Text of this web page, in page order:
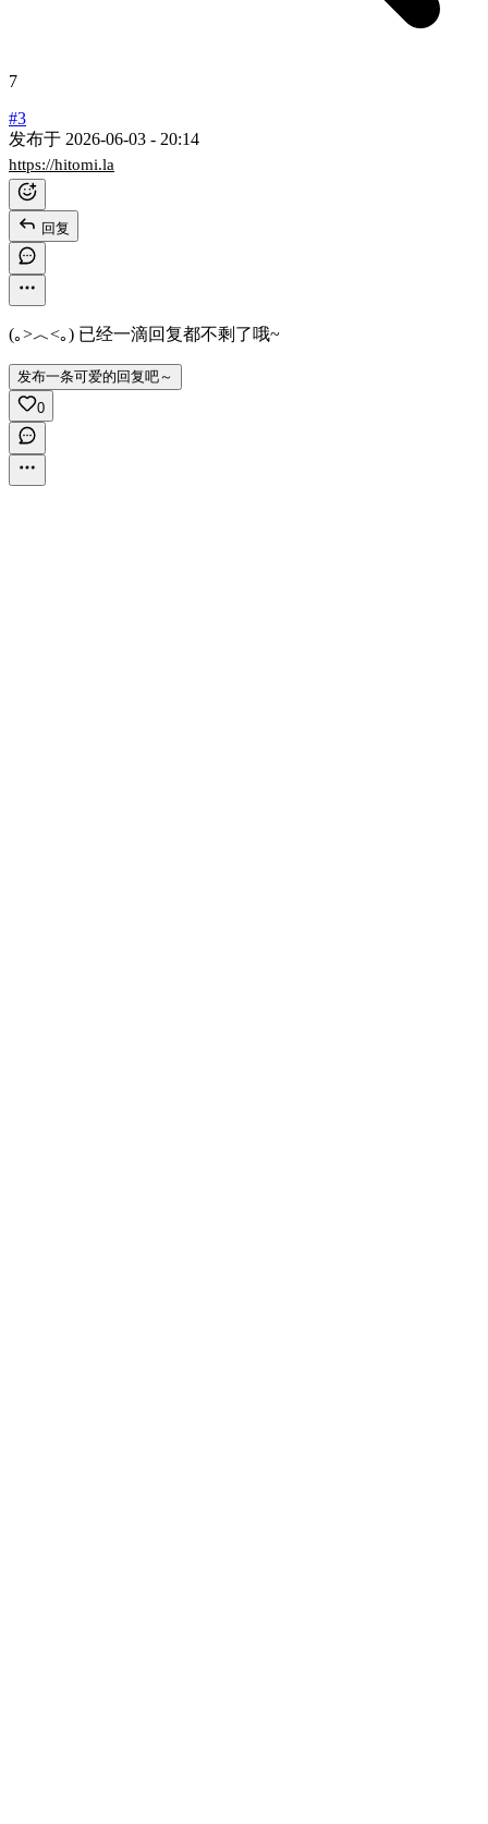
7
#3
发布于 2026-06-03 - 20:14
https://hitomi.la
回复
(｡>︿<｡) 已经一滴回复都不剩了哦~
发布一条可爱的回复吧～
0